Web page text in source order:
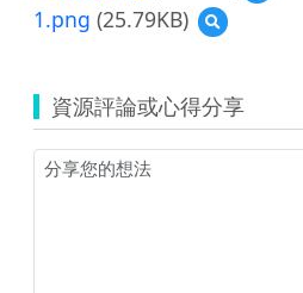
覽
1.png (25.79KB)
預
覽
資源評論或心得分享